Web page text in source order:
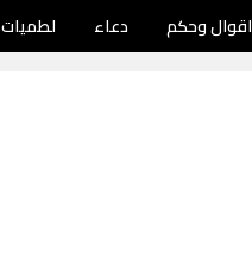
اقوال وحكم دعاء لطميات